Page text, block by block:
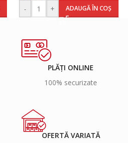
- + ADAUGĂ ÎN COȘ
PLĂȚI ONLINE
100% securizate
OFERTĂ VARIATĂ